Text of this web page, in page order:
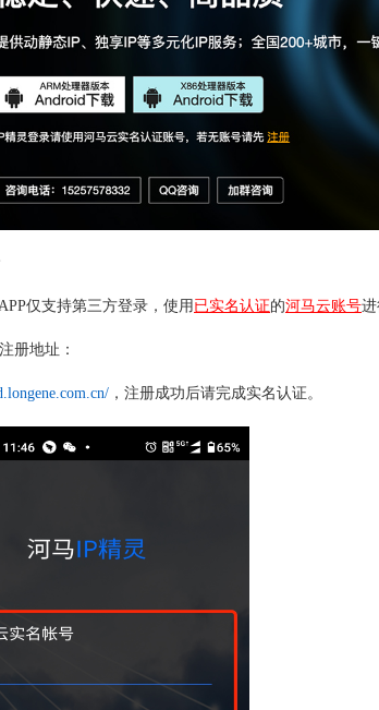
仅支持第三方登录，使用 已实名认证的河马云账号
册地址：
，注册成功后请完成实名认证。